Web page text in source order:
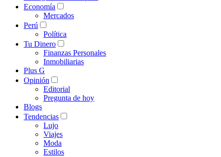
Economía
Mercados
Perú
Política
Tu Dinero
Finanzas Personales
Inmobiliarias
Plus G
Opinión
Editorial
Pregunta de hoy
Blogs
Tendencias
Lujo
Viajes
Moda
Estilos